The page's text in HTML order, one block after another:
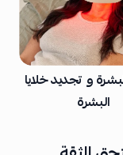
و تجديد خلايا
البشرة